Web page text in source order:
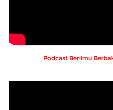
Podcast Berilmu